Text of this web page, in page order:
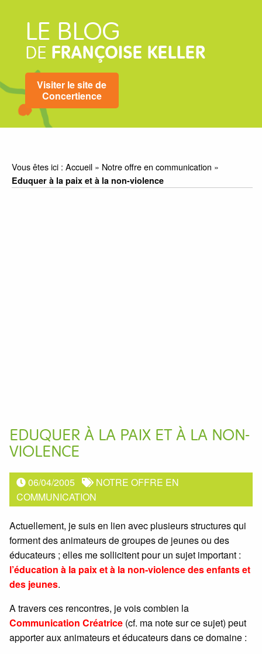
LE BLOG
DE FRANÇOISE KELLER
Visiter le site de
Concertience
Vous êtes ici :Accueil » Notre offre en communication »
Eduquer à la paix et à la non-violence
EDUQUER À LA PAIX ET À LA NON-
VIOLENCE
06/04/2005
NOTRE OFFRE EN
COMMUNICATION
Actuellement, je suis en lien avec plusieurs structures qui
forment des animateurs de groupes de jeunes ou des
éducateurs ; elles me sollicitent pour un sujet important :
l’éducation à la paix et à la non-violence des enfants et
des jeunes.
A travers ces rencontres, je vois combien la
Communication Créatrice (cf. ma note sur ce sujet) peut
apporter aux animateurs et éducateurs dans ce domaine :